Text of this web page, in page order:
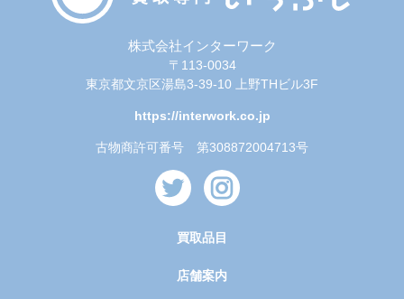
株式会社インターワーク
〒113-0034
東京都文京区湯島3-39-10 上野THビル3F
https://interwork.co.jp
古物商許可番号 第308872004713号
買取品目
店舗案内